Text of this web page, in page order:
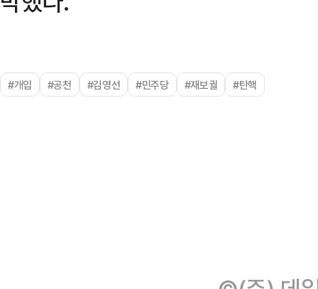
#개입 #공천 #김영선 #민주당 #재보궐 #탄핵